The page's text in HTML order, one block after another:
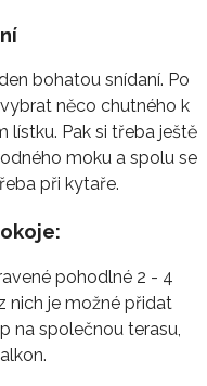
bohatou snídaní. Po
něco chutného k
lístku. Pak si třeba ještě
moku a spolu se
při kytaře.
pohodlné 2 - 4
nich je možné přidat
na společnou terasu,